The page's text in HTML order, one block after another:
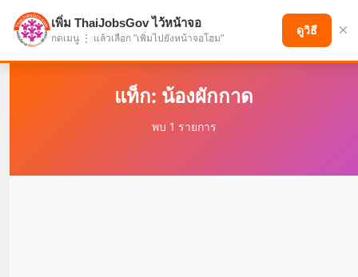
แบ่งปันโอกาส เพื่ออนาคตที่ก้าวหน้า
แท็ก: น้องผักกาด
พบ 1 รายการ
เพิ่ม ThaiJobsGov ไว้หน้าจอ
กดเมนู ⋮ แล้วเลือก "เพิ่มไปยังหน้าจอโฮม"
ดูวิธี ×